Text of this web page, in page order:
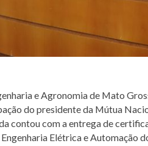
e Agronomia de Mato
do presidente da Mútua
contou com a entrega de
Engenharia Elétrica e